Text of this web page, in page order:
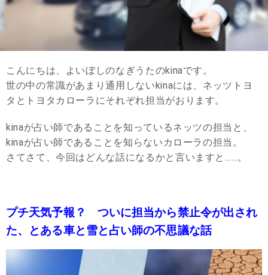
こんにちは、よいぼしのなぎうたのkinaです。
世の中の常識があまり通用しないkinaには、ネッツトヨ
タとトヨタカローラにそれぞれ担当がおります。
kinaが占い師であることを知っているネッツの担当と、
kinaが占い師であることを知らないカローラの担当。
さてさて、今回はどんな話になるかと言いますと……。
プチ天気予報？ ついに担当から禁止令が出され
た、とある車と雪と占い師の不思議な話